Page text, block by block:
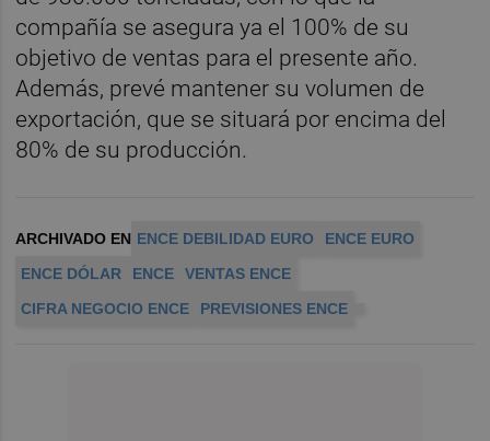
compañía se asegura ya el 100% de su
objetivo de ventas para el presente año.
Además, prevé mantener su volumen de
exportación, que se situará por encima del
80% de su producción.
ARCHIVADO EN ENCE DEBILIDAD EURO
ENCE EURO
ENCE DÓLAR
ENCE
VENTAS ENCE
CIFRA NEGOCIO ENCE
PREVISIONES ENCE